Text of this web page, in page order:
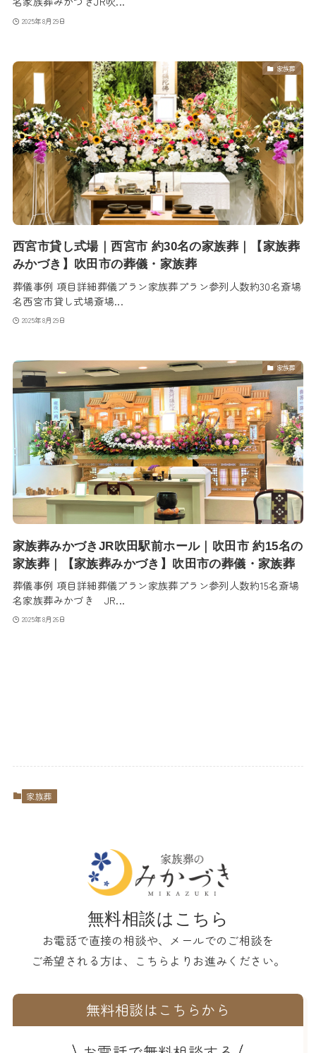
2025年8月29日
家族葬
西宮市貸し式場｜西宮市 約30名の家族葬｜【家族葬
みかづき】吹田市の葬儀・家族葬
葬儀事例 項目詳細葬儀プラン家族葬プラン参列人数約30名斎場
名西宮市貸し式場斎場...
2025年8月29日
家族葬
家族葬みかづきJR吹田駅前ホール｜吹田市 約15名の
家族葬｜【家族葬みかづき】吹田市の葬儀・家族葬
葬儀事例 項目詳細葬儀プラン家族葬プラン参列人数約15名斎場
名家族葬みかづき JR...
2025年8月26日
家族葬
無料相談はこちら
お電話で直接の相談や、メールでのご相談を
ご希望される方は、こちらよりお進みください。
無料相談はこちらから